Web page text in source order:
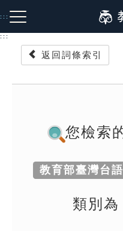
到
主
:::
:::
返回詞條索引
您檢索
教育部臺灣台
類別為